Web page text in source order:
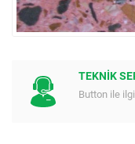
TEKNİK
Button ile